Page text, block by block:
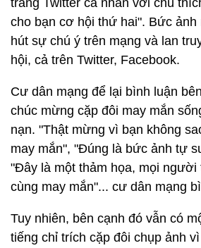
cho bạn cơ hội thứ hai". Bức ảnh
hút sự chú ý trên mạng và lan
hội, cả trên Twitter, Facebook.
Cư dân mạng để lại bình luận
chúc mừng cặp đôi may mắn
nạn. "Thật mừng vì bạn không
may mắn", "Đúng là bức ảnh tự
"Đây là một thảm họa, mọi người
cùng may mắn"... cư dân mạng
Tuy nhiên, bên cạnh đó vẫn có
tiếng chỉ trích cặp đôi chụp ảnh